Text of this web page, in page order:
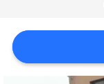
ติดต่อ